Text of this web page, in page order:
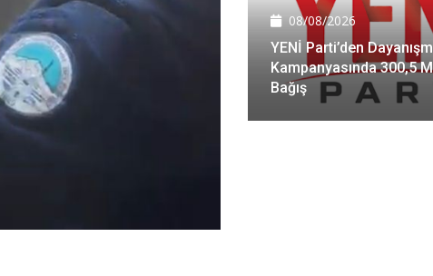
08/08/2026
YENİ Parti’den
Kampanyasında 300,5
Bağış